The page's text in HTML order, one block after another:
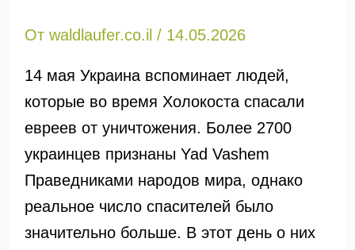
От waldlaufer.co.il / 14.05.2026
14 мая Украина вспоминает людей,
которые во время Холокоста спасали
евреев от уничтожения. Более 2700
украинцев признаны Yad Vashem
Праведниками народов мира, однако
реальное число спасителей было
значительно больше. В этот день о них